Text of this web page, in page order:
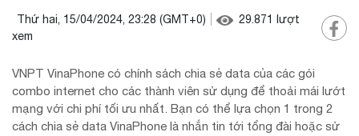
Thứ hai, 15/04/2024, 23:28 (GMT+0) 29.871
lượt
xem
VNPT VinaPhone có chính sách chia sẻ data của các gói
combo internet cho các thành viên sử dụng để thoải mái lướt
mạng với chi phí tối ưu nhất. Bạn có thể lựa chọn 1 trong 2
cách chia sẻ data VinaPhone là nhắn tin tới tổng đài hoặc sử